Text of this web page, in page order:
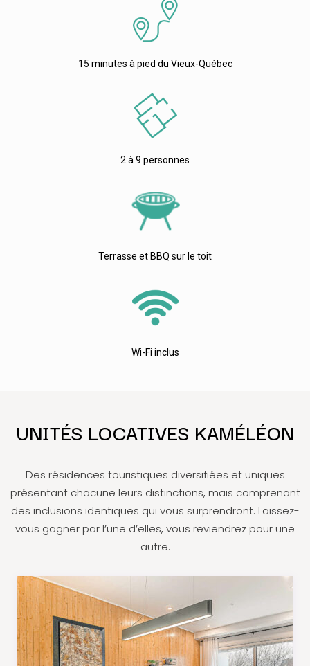
15 minutes à pied du Vieux-Québec
2 à 9 personnes
Terrasse et BBQ sur le toit
Wi-Fi inclus
UNITÉS LOCATIVES KAMÉLÉON
Des résidences touristiques diversifiées et uniques
présentant chacune leurs distinctions, mais comprenant
des inclusions identiques qui vous surprendront. Laissez-
vous gagner par l’une d’elles, vous reviendrez pour une
autre.